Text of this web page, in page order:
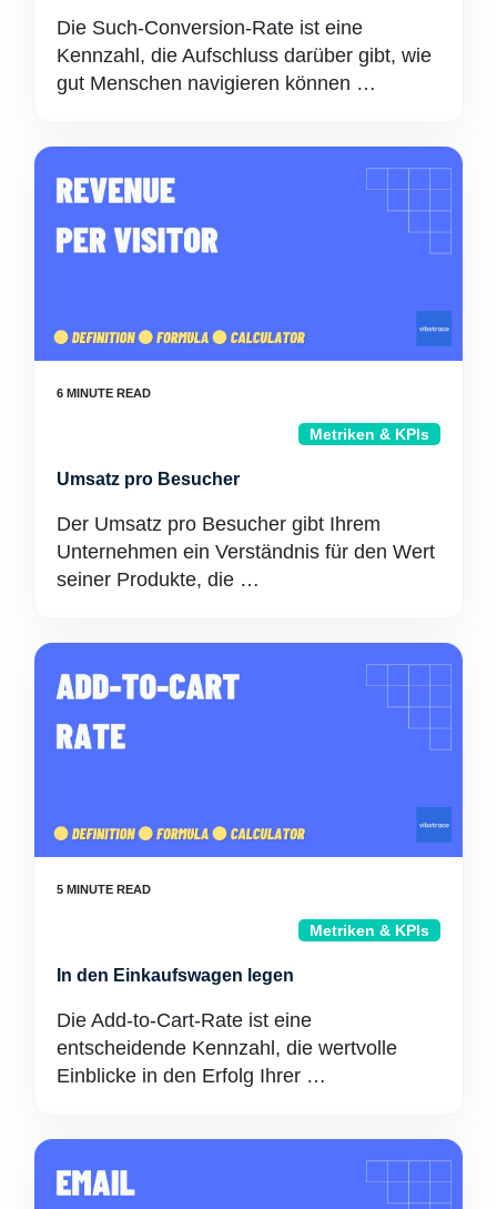
Die Such-Conversion-Rate ist eine
Kennzahl, die Aufschluss darüber gibt, wie
gut Menschen navigieren können …
Metriken & KPIs
Umsatz pro Besucher
Der Umsatz pro Besucher gibt Ihrem
Unternehmen ein Verständnis für den Wert
seiner Produkte, die …
Metriken & KPIs
In den Einkaufswagen legen
Die Add-to-Cart-Rate ist eine
entscheidende Kennzahl, die wertvolle
Einblicke in den Erfolg Ihrer …